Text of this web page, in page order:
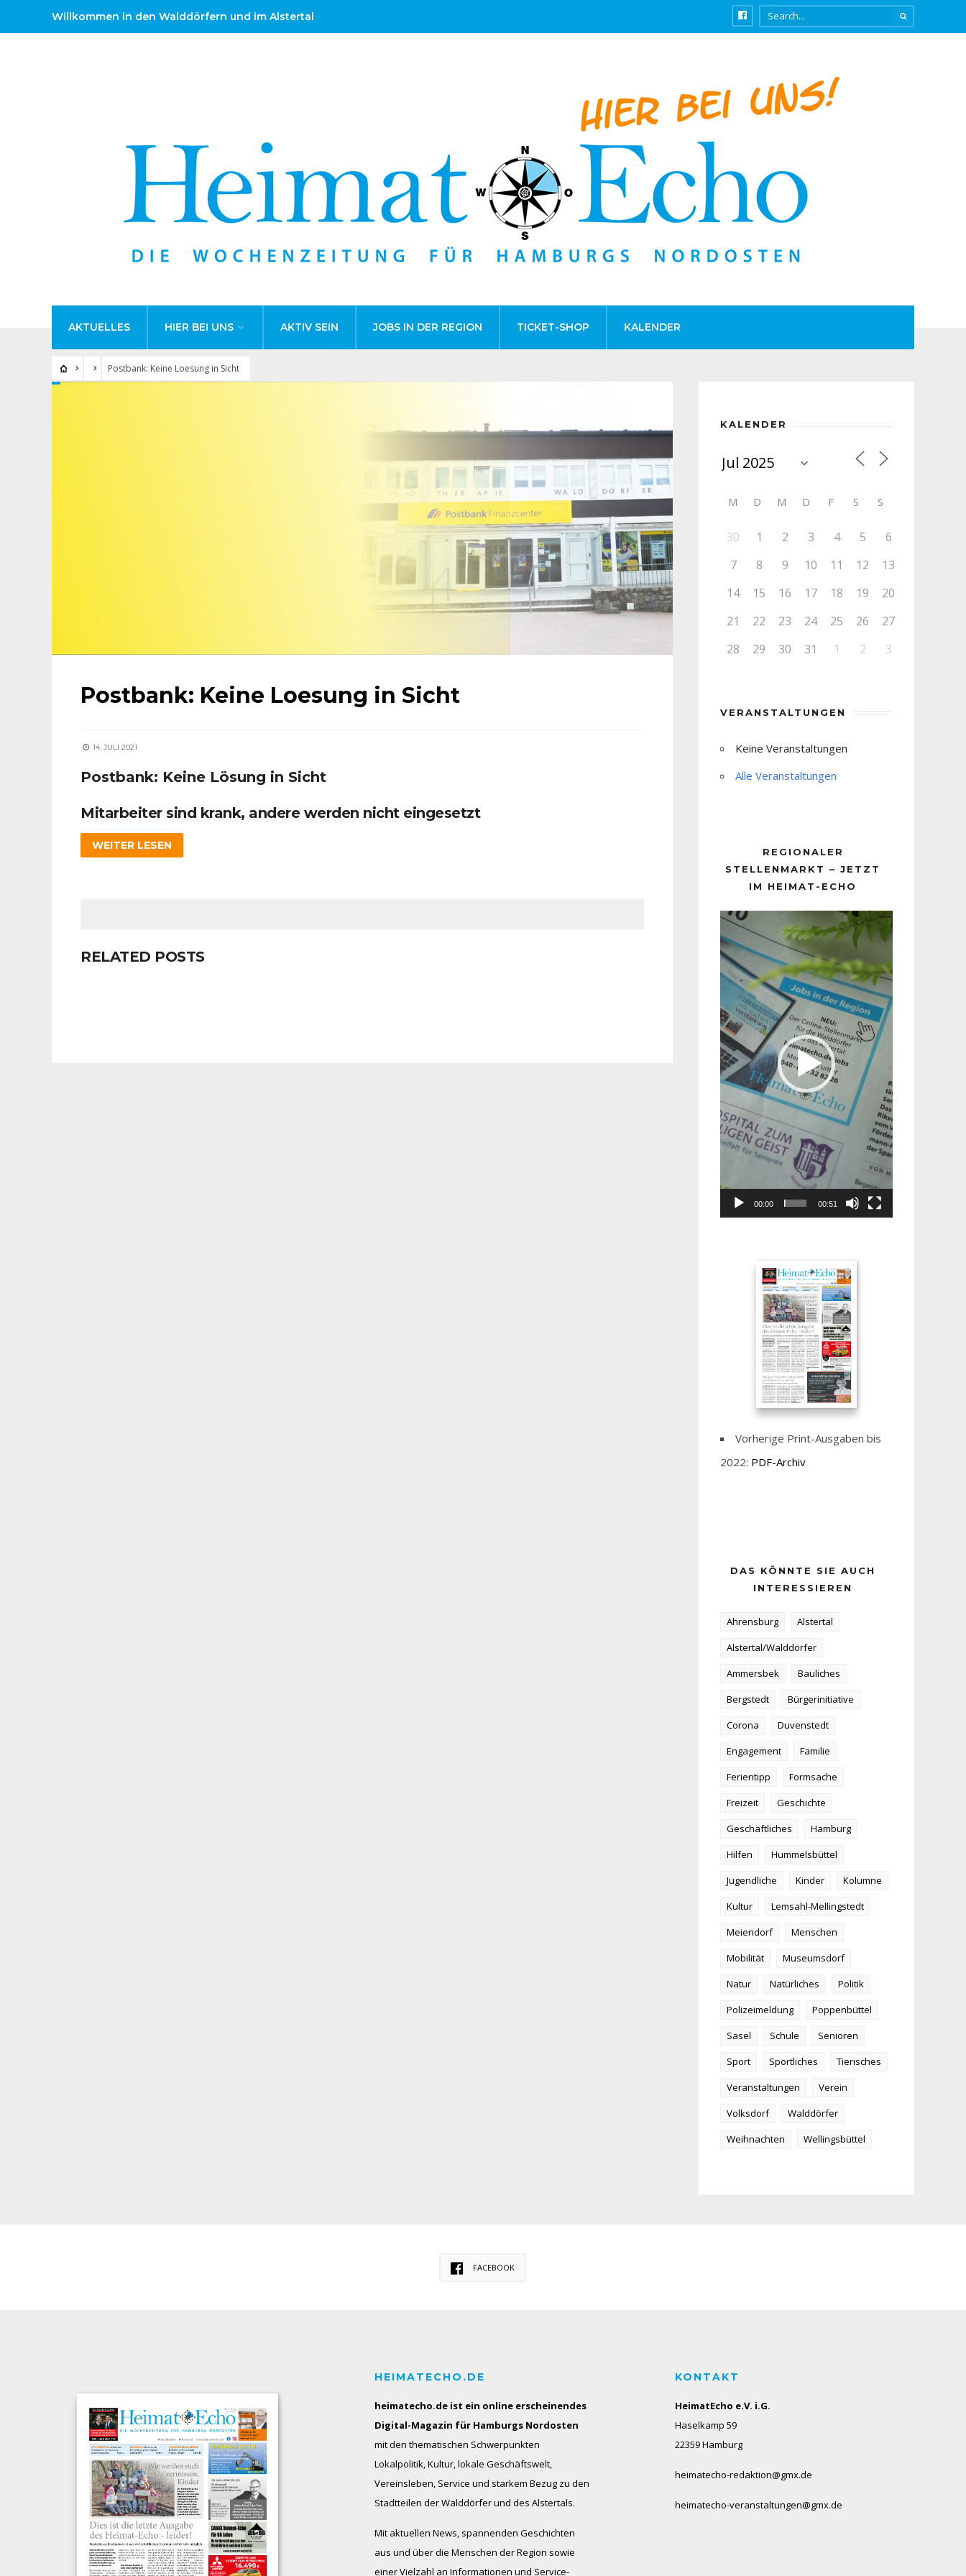
Willkommen in den Walddörfern und im Alstertal
AKTUELLES HIER BEI UNS AKTIV SEIN JOBS IN DER REGION TICKET-SHOP KALENDER
Postbank: Keine Loesung in Sicht
Postbank: Keine Loesung in Sicht
14. JULI 2021
Postbank: Keine Lösung in Sicht
Mitarbeiter sind krank, andere werden nicht eingesetzt
WEITER LESEN
RELATED POSTS
KALENDER
M D M D F S S
30 1 2 3 4 5
6
7
8 9 10 11 12
13
14
15 16 17 18 19
20
21
22 23 24 25 26
27
28
29 30 31 1 2 3
VERANSTALTUNGEN
Keine Veranstaltungen
Alle Veranstaltungen
REGIONALER
STELLENMARKT – JETZT
IM HEIMAT-ECHO
Player
00:00 00:51
Vorherige Print-Ausgaben bis
2022: PDF-Archiv
DAS KÖNNTE SIE AUCH
INTERESSIEREN
Ahrensburg
Alstertal
Alstertal/Walddörfer
Ammersbek
Bauliches
Bergstedt
Bürgerinitiative
Corona
Duvenstedt
Engagement
Familie
Ferientipp
Formsache
Freizeit
Geschichte
Geschäftliches
Hamburg
Hilfen
Hummelsbüttel
Jugendliche
Kinder
Kolumne
Kultur
Lemsahl-Mellingstedt
Meiendorf
Menschen
Mobilität
Museumsdorf
Natur
Natürliches
Politik
Polizeimeldung
Poppenbüttel
Sasel
Schule
Senioren
Sport
Sportliches
Tierisches
Veranstaltungen
Verein
Volksdorf
Walddörfer
Weihnachten
Wellingsbüttel
FACEBOOK
HEIMATECHO.DE
heimatecho.de ist ein online erscheinendes
Digital-Magazin für Hamburgs Nordosten
mit den thematischen Schwerpunkten
Lokalpolitik, Kultur, lokale Geschäftswelt,
Vereinsleben, Service und starkem Bezug zu den
Stadtteilen der Walddörfer und des Alstertals.
Mit aktuellen News, spannenden Geschichten
aus und über die Menschen der Region sowie
einer Vielzahl an Informationen und Service-
KONTAKT
HeimatEcho e.V. i.G.
Haselkamp 59
22359 Hamburg
heimatecho-redaktion@gmx.de
heimatecho-veranstaltungen@gmx.de